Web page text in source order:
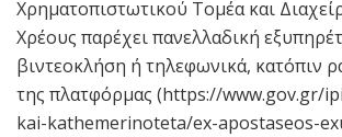
Χρηματοπιστωτικού Τομέα και
Χρέους παρέχει πανελλαδική
βιντεοκλήση ή τηλεφωνικά, κατόπιν
της πλατφόρμας (https://www.gov.gr/
kai-kathemerinoteta/ex-apostaseos-